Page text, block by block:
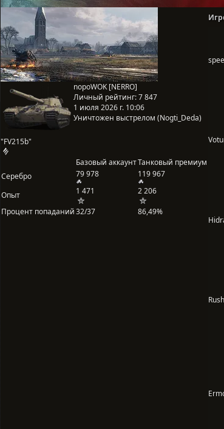
"FV215b"
nopoWOK [NERRO]
Личный рейтинг:7 847
1 июля 2026 г. 10:06
Уничтожен выстрелом (Nogti_Deda)
Базовый аккаунтТанковый премиум
Серебро
79 978 119 967
Опыт 1 471
2 206
Процент попаданий32/37 86,49%